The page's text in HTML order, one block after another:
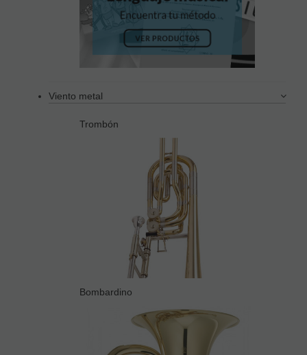
Viento metal
Trombón
Bombardino